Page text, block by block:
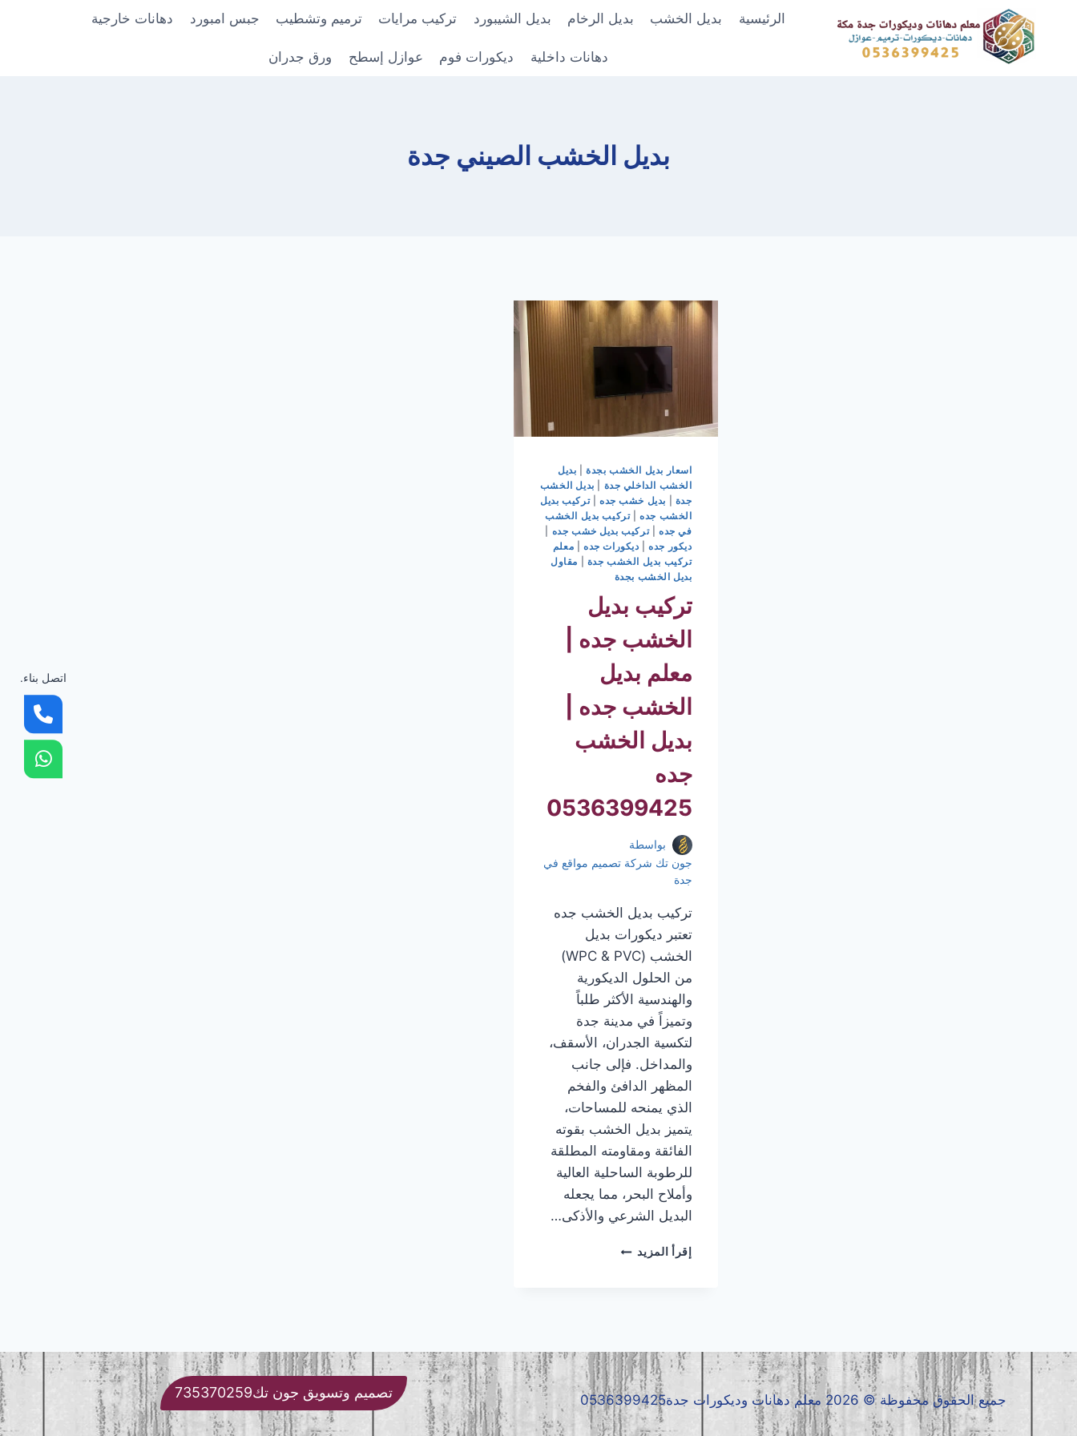
المحتوى
الرئيسية بديل الخشب بديل الرخام بديل الشيبورد تركيب مرايات ترميم وتشطيب جبس امبورد دهانات خارجية
دهانات داخلية ديكورات فوم عوازل إسطح ورق جدران
بديل الخشب الصيني جدة
اسعار بديل الخشب بجدة| بديل
الخشب الداخلي جدة
بديل الخشب
جدة
بديل خشب جده |تركيب بديل
الخشب جده|تركيب بديل الخشب
في جده|تركيب بديل خشب جده
ديكور جده| ديكورات جده
معلم
تركيب بديل الخشب جدة
مقاول
بديل الخشب بجدة
تركيب بديل
الخشب جده |
معلم بديل
الخشب جده |
بديل الخشب
جده
0536399425
بواسطة
جون تك شركة تصميم مواقع في
جدة
تركيب بديل الخشب جده
تعتبر ديكورات بديل
الخشب (WPC & PVC)
من الحلول الديكورية
والهندسية الأكثر طلباً
وتميزاً في مدينة جدة
لتكسية الجدران، الأسقف،
والمداخل. فإلى جانب
المظهر الدافئ والفخم
الذي يمنحه للمساحات،
يتميز بديل الخشب بقوته
الفائقة ومقاومته المطلقة
للرطوبة الساحلية العالية
وأملاح البحر، مما يجعله
البديل الشرعي والأذكى…
إقرأ المزيد تركيب
بديل
الخشب
جده
|
بديل
الخشب
جميع الحقوق محفوظة © 2026 معلم دهانات وديكورات جدة0536399425 تصميم وتسويق جون تك735370259
اتصل بناء.